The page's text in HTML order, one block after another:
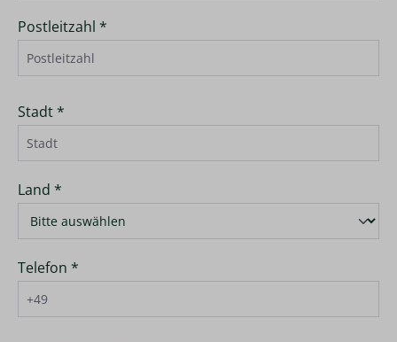
Postleitzahl *
Stadt *
Land *
Telefon *